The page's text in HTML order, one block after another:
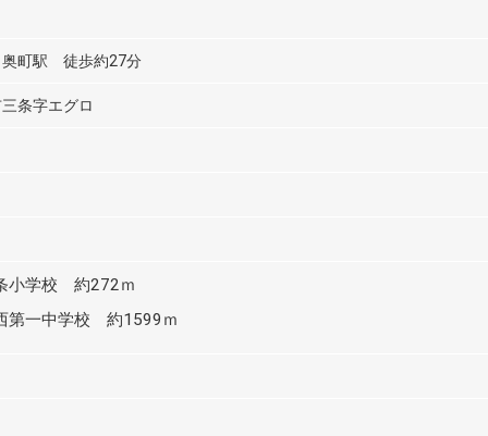
町駅 徒歩約27分
条字エグロ
小学校 約272ｍ
第一中学校 約1599ｍ